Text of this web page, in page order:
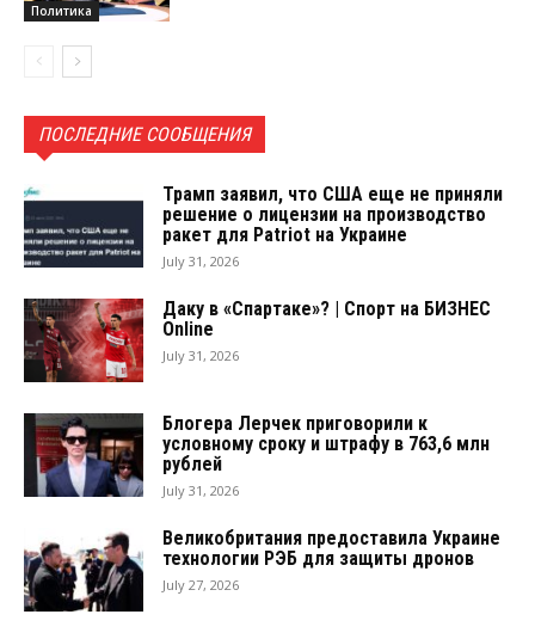
Политика
ПОСЛЕДНИЕ СООБЩЕНИЯ
Трамп заявил, что США еще не приняли
решение о лицензии на производство
ракет для Patriot на Украине
July 31, 2026
Даку в «Спартаке»? | Спорт на БИЗНЕС
Online
July 31, 2026
Блогера Лерчек приговорили к
условному сроку и штрафу в 763,6 млн
рублей
July 31, 2026
Великобритания предоставила Украине
технологии РЭБ для защиты дронов
July 27, 2026